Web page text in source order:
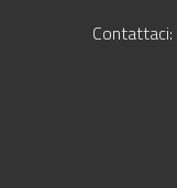
Contattaci: